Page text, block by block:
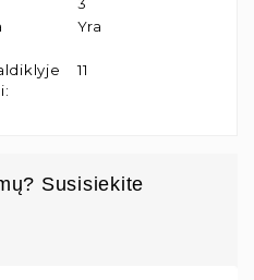
Yra
:
11
Susisiekite